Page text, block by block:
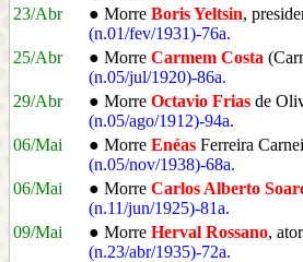
23/Abr
● Morre Boris Yeltsin,
(n.01/fev/1931)-76a.
25/Abr
● Morre Carmem Costa
(n.05/jul/1920)-86a.
29/Abr
● Morre Octavio Frias de
(n.05/ago/1912)-94a.
06/Mai
● Morre Enéas Ferreira
(n.05/nov/1938)-68a.
06/Mai
● Morre Carlos Alberto
(n.11/jun/1925)-81a.
09/Mai
● Morre Herval Rossano,
(n.23/abr/1935)-72a.